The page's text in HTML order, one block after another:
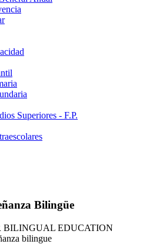
Superiores - F.P.
Bilingüe
BILINGUAL EDUCATION